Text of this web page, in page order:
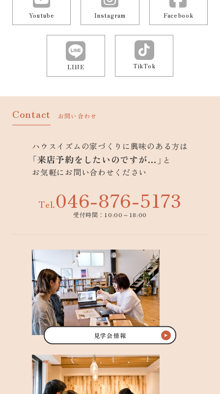
Youtube Instagram Facebook
LINE TikTok
Contact お問い合わせ
ハウスイズムの家づくりに興味のある方は
「来店予約をしたいのですが…」 と
お気軽にお問い合わせください
Tel.046-876-5173
受付時間：10:00～18:00
見学会情報